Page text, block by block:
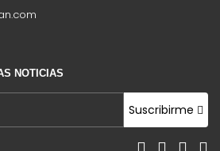
NOTICIAS
Suscribirme